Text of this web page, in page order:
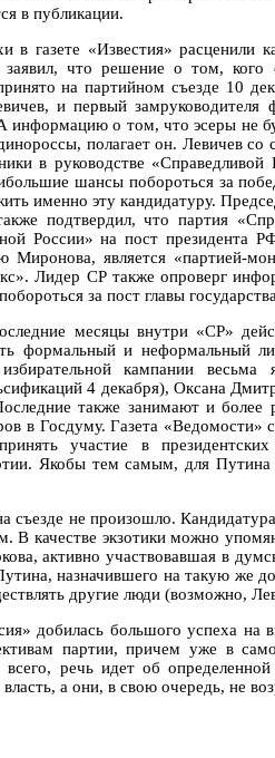
в публикации.
в газете «Известия» расценили
заявил, что решение о том,
на партийном съезде 10
и первый
о том, что эсеры не
полагает он. Левичев со
в руководстве
шансы побороться за
именно эту кандидатуру.
подтвердил, что партия
России» на пост
Миронова, является «партией-
Лидер СР также опроверг
за пост главы
месяцы внутри «СР»
формальный и неформальный
кампании весьма
4 декабря), Оксана
также занимают и
в Госдуму. Газета
участие в
Якобы тем самым, для
съезде не произошло.
В качестве экзотики можно
активно участвовавшая в
назначившего на такую же
другие люди (возможно,
добилась большого успеха
партии, причем уже в
всего, речь идет об
власть, а они, в свою очередь, не